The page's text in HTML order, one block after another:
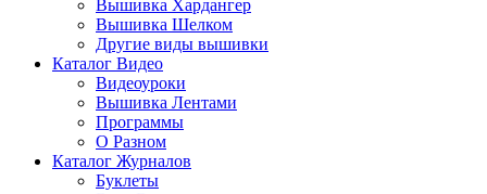
Вышивка Хардангер
Вышивка Шелком
Другие виды вышивки
Каталог Видео
Видеоуроки
Вышивка Лентами
Программы
О Разном
Каталог Журналов
Буклеты